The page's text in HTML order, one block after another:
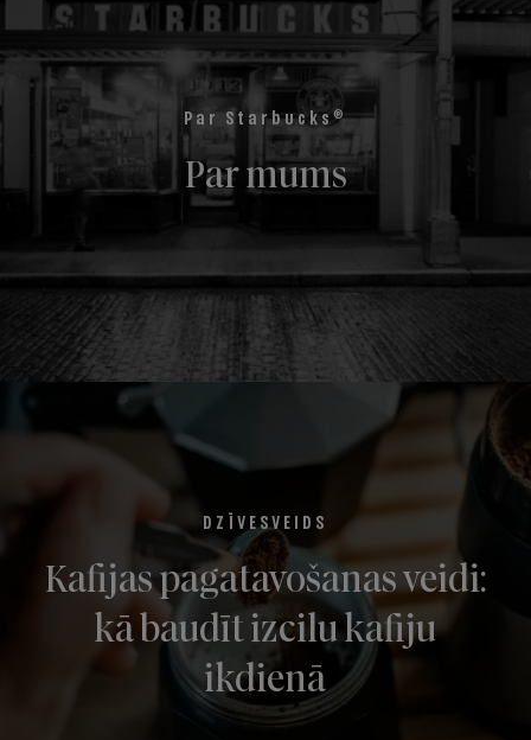
Par Starbucks ®
Par mums
DZĪVESVEIDS
Kafijas pagatavošanas veidi:
kā baudīt izcilu kafiju
ikdienā